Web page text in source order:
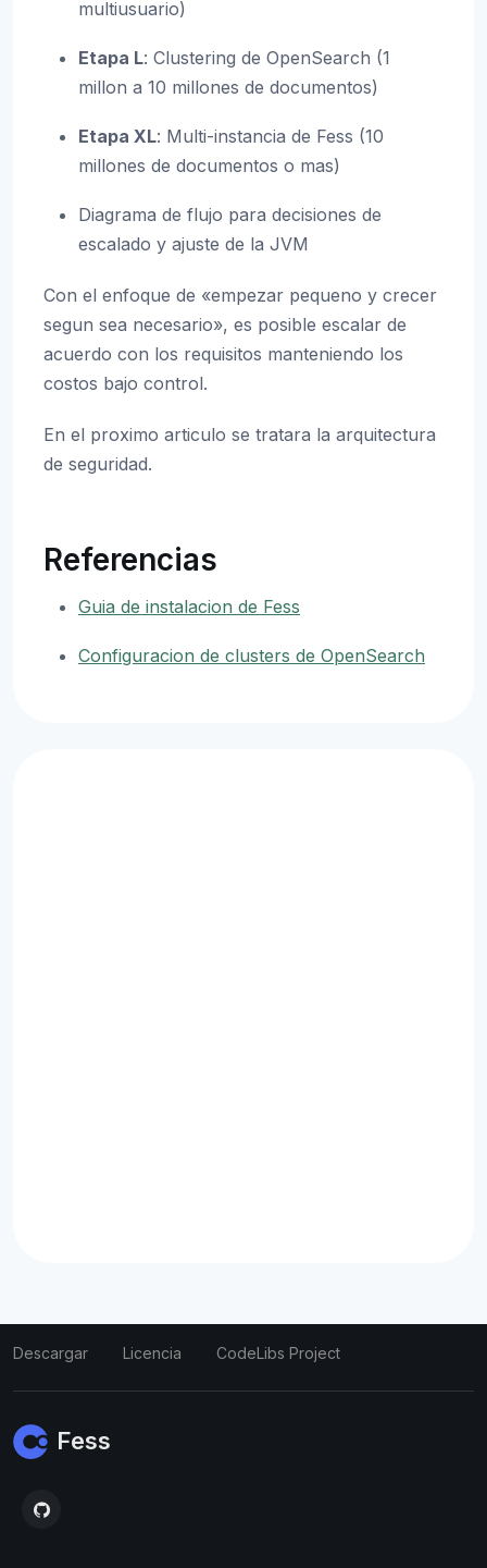
multiusuario)
Etapa L: Clustering de OpenSearch (1
millon a 10 millones de documentos)
Etapa XL: Multi-instancia de Fess (10
millones de documentos o mas)
Diagrama de flujo para decisiones de
escalado y ajuste de la JVM
Con el enfoque de «empezar pequeno y crecer
segun sea necesario», es posible escalar de
acuerdo con los requisitos manteniendo los
costos bajo control.
En el proximo articulo se tratara la arquitectura
de seguridad.
Referencias
Guia de instalacion de Fess
Configuracion de clusters de OpenSearch
Descargar Licencia CodeLibs Project
Fess